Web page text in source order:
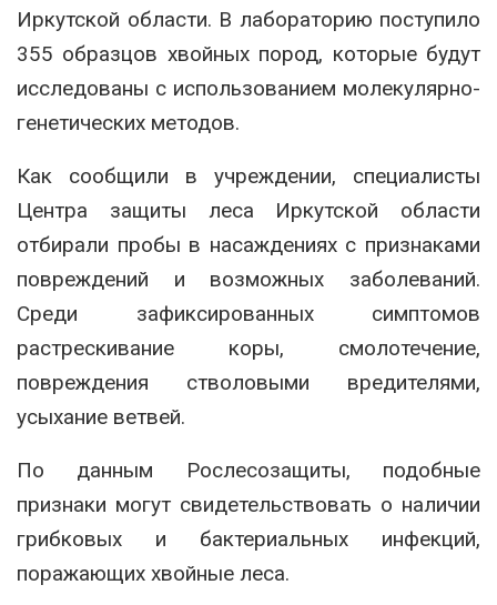
Иркутской области. В лабораторию поступило
355 образцов хвойных пород, которые будут
исследованы с использованием молекулярно-
генетических методов.
Как сообщили в учреждении, специалисты
Центра защиты леса Иркутской области
отбирали пробы в насаждениях с признаками
повреждений и возможных заболеваний.
Среди зафиксированных симптомов
растрескивание коры, смолотечение,
повреждения стволовыми вредителями,
усыхание ветвей.
По данным Рослесозащиты, подобные
признаки могут свидетельствовать о наличии
грибковых и бактериальных инфекций,
поражающих хвойные леса.